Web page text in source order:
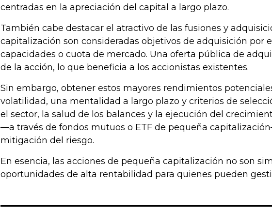
centradas en la apreciación del capital a largo plazo.
También cabe destacar el atractivo de las fusiones y
capitalización son consideradas objetivos de adquisición por
capacidades o cuota de mercado. Una oferta pública de
de la acción, lo que beneficia a los accionistas existentes.
Sin embargo, obtener estos mayores rendimientos
volatilidad, una mentalidad a largo plazo y criterios de
el sector, la salud de los balances y la ejecución del
—a través de fondos mutuos o ETF de pequeña
mitigación del riesgo.
En esencia, las acciones de pequeña capitalización no son
oportunidades de alta rentabilidad para quienes pueden